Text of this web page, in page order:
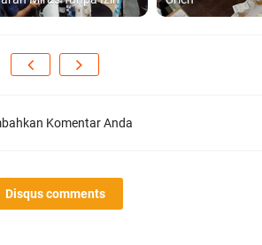
Komentar Anda
Disqus comments